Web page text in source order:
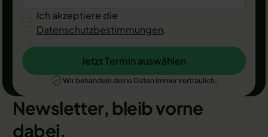
Ich akzeptiere die
Datenschutzbestimmungen.
Jetzt Termin auswählen
Jetzt Termin auswählen
Wir behandeln deine Daten immer vertraulich.
Newsletter, bleib vorne
dabei.